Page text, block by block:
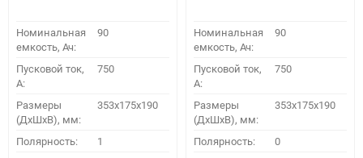
Номинальная
емкость, Ач:
90
Пусковой ток,
A:
750
Размеры
(ДхШхВ), мм:
353x175x190
Полярность: 1
Номинальная
емкость, Ач:
90
Пусковой ток,
A:
750
Размеры
(ДхШхВ), мм:
353x175x190
Полярность: 0